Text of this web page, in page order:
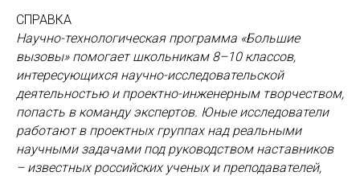
СПРАВКА
Научно-технологическая программа «Большие
вызовы» помогает школьникам 8–10 классов,
интересующихся научно-исследовательской
деятельностью и проектно-инженерным творчеством,
попасть в команду экспертов. Юные исследователи
работают в проектных группах над реальными
научными задачами под руководством наставников
– известных российских ученых и преподавателей,